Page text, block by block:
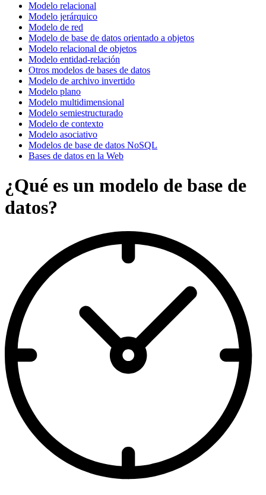
Modelo relacional
Modelo jerárquico
Modelo de red
Modelo de base de datos orientado a objetos
Modelo relacional de objetos
Modelo entidad-relación
Otros modelos de bases de datos
Modelo de archivo invertido
Modelo plano
Modelo multidimensional
Modelo semiestructurado
Modelo de contexto
Modelo asociativo
Modelos de base de datos NoSQL
Bases de datos en la Web
¿Qué es un modelo de base de
datos?